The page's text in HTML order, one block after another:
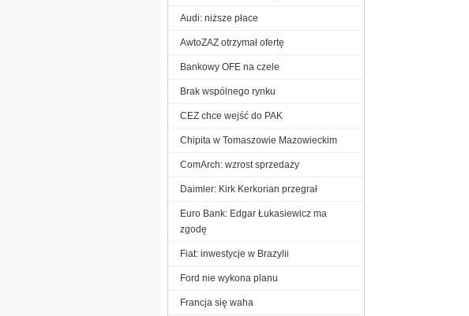
Audi: niższe płace
AwtoZAZ otrzymał ofertę
Bankowy OFE na czele
Brak wspólnego rynku
CEZ chce wejść do PAK
Chipita w Tomaszowie Mazowieckim
ComArch: wzrost sprzedaży
Daimler: Kirk Kerkorian przegrał
Euro Bank: Edgar Łukasiewicz ma
zgodę
Fiat: inwestycje w Brazylii
Ford nie wykona planu
Francja się waha